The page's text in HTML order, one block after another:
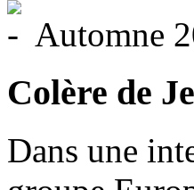
Automne
Colère de
Dans une